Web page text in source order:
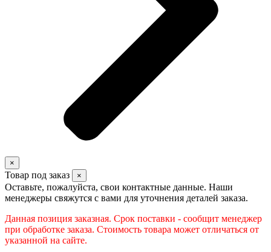
×
Товар под заказ ×
Оставьте, пожалуйста, свои контактные данные. Наши
менеджеры свяжутся с вами для уточнения деталей заказа.
Данная позиция заказная. Срок поставки - сообщит менеджер
при обработке заказа. Стоимость товара может отличаться от
указанной на сайте.